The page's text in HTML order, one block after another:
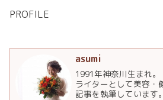
PROFILE
asumi
1991年神奈川生まれ。
ライターとして美容・
記事を執筆しています。